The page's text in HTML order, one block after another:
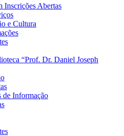
Inscrições Abertas
e Cultura
“Prof. Dr. Daniel Joseph
de Informação